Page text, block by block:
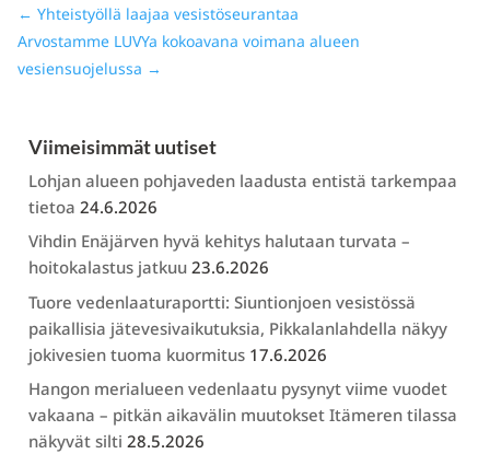
← Yhteistyöllä laajaa vesistöseurantaa
Arvostamme LUVYa kokoavana voimana alueen
vesiensuojelussa →
Viimeisimmät uutiset
Lohjan alueen pohjaveden laadusta entistä tarkempaa
tietoa 24.6.2026
Vihdin Enäjärven hyvä kehitys halutaan turvata –
hoitokalastus jatkuu 23.6.2026
Tuore vedenlaaturaportti: Siuntionjoen vesistössä
paikallisia jätevesivaikutuksia, Pikkalanlahdella näkyy
jokivesien tuoma kuormitus 17.6.2026
Hangon merialueen vedenlaatu pysynyt viime vuodet
vakaana – pitkän aikavälin muutokset Itämeren tilassa
näkyvät silti 28.5.2026